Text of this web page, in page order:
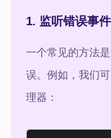
1. 监听错误事件
一个常见的方法
误。例如，我们
理器：